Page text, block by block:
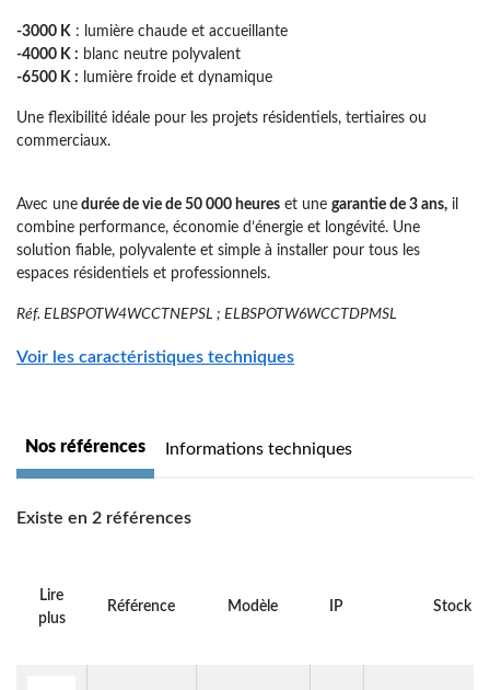
-3000 K : lumière chaude et accueillante
-4000 K : blanc neutre polyvalent
-6500 K : lumière froide et dynamique
Une flexibilité idéale pour les projets résidentiels, tertiaires ou
commerciaux.
Avec une durée de vie de 50 000 heures et une garantie de 3 ans, il
combine performance, économie d’énergie et longévité. Une
solution fiable, polyvalente et simple à installer pour tous les
espaces résidentiels et professionnels.
Réf. ELBSPOTW4WCCTNEPSL ; ELBSPOTW6WCCTDPMSL
Voir les caractéristiques techniques
Nos références Informations techniques
Existe en 2 références
Lire
plus
Référence Modèle IP Stock